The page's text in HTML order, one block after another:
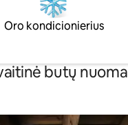
Oro kondicionierius
butų nuoma